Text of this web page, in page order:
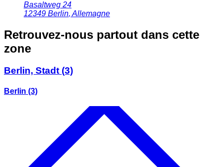
Basaltweg 24
12349 Berlin,Allemagne
Retrouvez-nous partout dans cette
zone
Berlin, Stadt (3)
Berlin (3)